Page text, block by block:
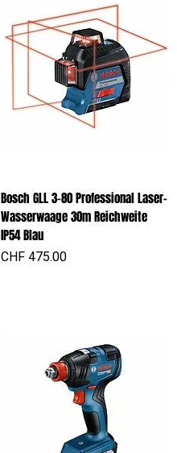
Bosch GLL 3-80 Professional Laser-
Wasserwaage 30m Reichweite
IP54 Blau
Preis
CHF 475.00